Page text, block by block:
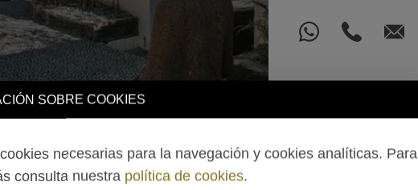
SOBRE COOKIES
necesarias para la navegación y cookies analíticas. Para
consulta nuestra política de cookies.